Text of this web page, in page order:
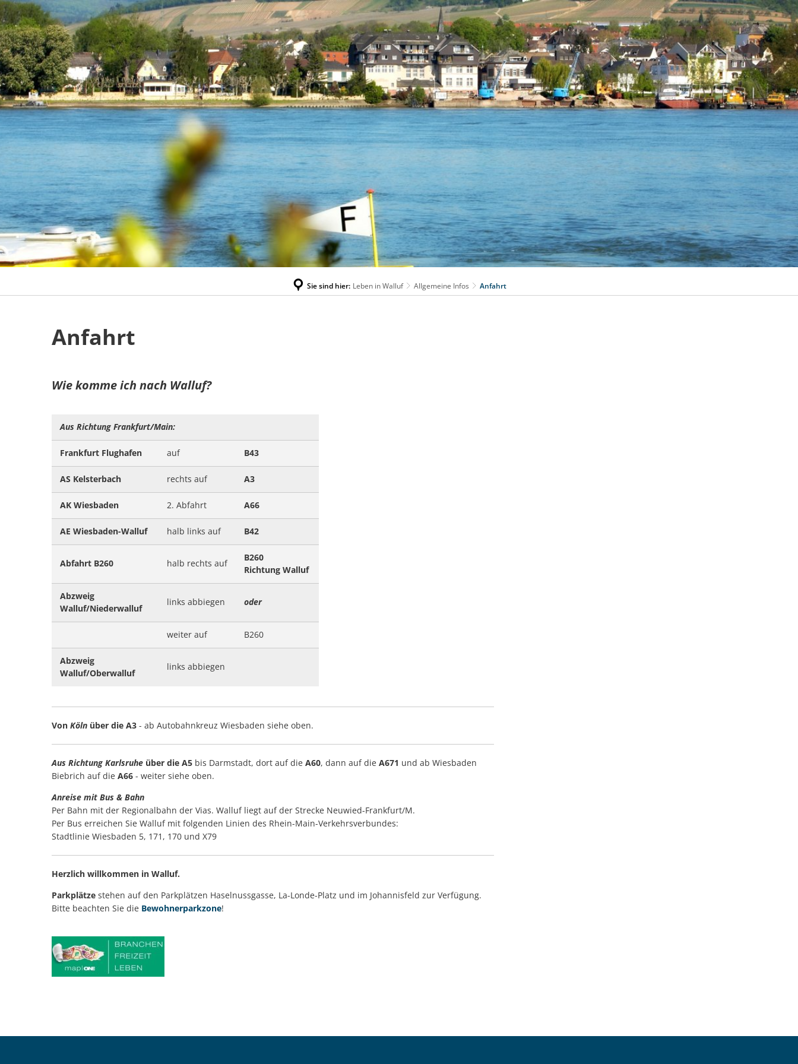
Kontakt Impressum Datenschutz Barrierefreiheit
RATHAUS & BÜRGERSERVICE LEBEN IN WALLUF TOURISMUS WIRTSCHAFTSFÖRDERUNG
Sie sind hier: Leben in Walluf Allgemeine Infos Anfahrt
AnfahrtAnfahrt
Wie komme ich nach Walluf?
Aus Richtung Frankfurt/Main:
Frankfurt Flughafen auf B43
AS Kelsterbach rechts auf A3
AK Wiesbaden 2. Abfahrt A66
AE Wiesbaden-Walluf halb links auf B42
Abfahrt B260 halb rechts auf
B260
Richtung Walluf
Abzweig
Walluf/Niederwalluf
links abbiegen oder
weiter auf B260
Abzweig
Walluf/Oberwalluf
links abbiegen
Von Köln über die A3 - ab Autobahnkreuz Wiesbaden siehe oben.
Aus Richtung Karlsruhe über die A5 bis Darmstadt, dort auf die A60, dann auf die A671 und ab Wiesbaden
Biebrich auf die A66 - weiter siehe oben.
Anreise mit Bus & Bahn
Per Bahn mit der Regionalbahn der Vias. Walluf liegt auf der Strecke Neuwied-Frankfurt/M.
Per Bus erreichen Sie Walluf mit folgenden Linien des Rhein-Main-Verkehrsverbundes:
Stadtlinie Wiesbaden 5, 171, 170 und X79
Herzlich willkommen in Walluf.
Parkplätze stehen auf den Parkplätzen Haselnussgasse, La-Londe-Platz und im Johannisfeld zur Verfügung.
Bitte beachten Sie die Bewohnerparkzone!